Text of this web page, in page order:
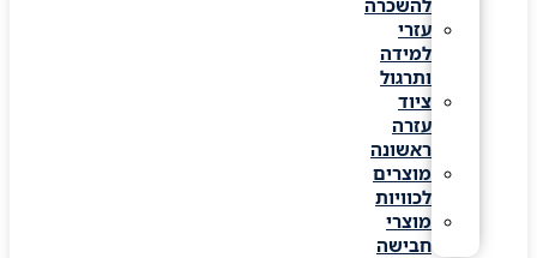
להשכרה
עזרי
למידה
ותרגול
ציוד
עזרה
ראשונה
מוצרים
לכוויות
מוצרי
חבישה